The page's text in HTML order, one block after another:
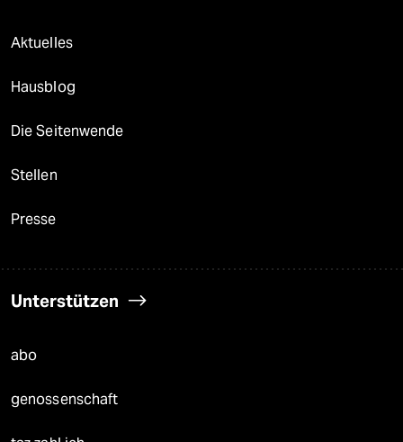
Aktuelles
Hausblog
Die Seitenwende
Stellen
Presse
Unterstützen
abo
genossenschaft